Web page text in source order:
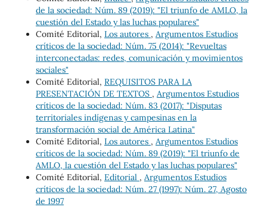
de la sociedad: Núm. 89 (2019): "El triunfo de AMLO, la
cuestión del Estado y las luchas populares"
Comité Editorial, Los autores , Argumentos Estudios
críticos de la sociedad: Núm. 75 (2014): "Revueltas
interconectadas: redes, comunicación y movimientos
sociales"
Comité Editorial, REQUISITOS PARA LA
PRESENTACIÓN DE TEXTOS , Argumentos Estudios
críticos de la sociedad: Núm. 83 (2017): "Disputas
territoriales indígenas y campesinas en la
transformación social de América Latina"
Comité Editorial, Los autores , Argumentos Estudios
críticos de la sociedad: Núm. 89 (2019): "El triunfo de
AMLO, la cuestión del Estado y las luchas populares"
Comité Editorial, Editorial , Argumentos Estudios
críticos de la sociedad: Núm. 27 (1997): Núm. 27, Agosto
de 1997